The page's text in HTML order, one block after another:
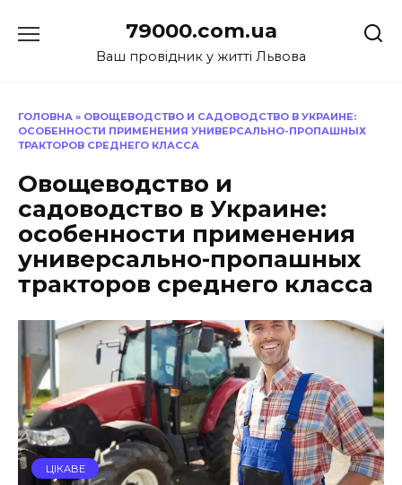
до
79000.com.ua
Ваш провідник у житті Львова
ГОЛОВНА » ОВОЩЕВОДСТВО И САДОВОДСТВО В УКРАИНЕ:
ОСОБЕННОСТИ ПРИМЕНЕНИЯ УНИВЕРСАЛЬНО-ПРОПАШНЫХ
ТРАКТОРОВ СРЕДНЕГО КЛАССА
Овощеводство и
садоводство в Украине:
особенности применения
универсально-пропашных
тракторов среднего класса
ЦІКАВЕ